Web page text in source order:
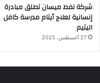
شركة نفط ميسان تطلق مبادرة
إنسانية لعلاج أيتام مدرسة كافل
اليتيم
27 أغسطس، 2025